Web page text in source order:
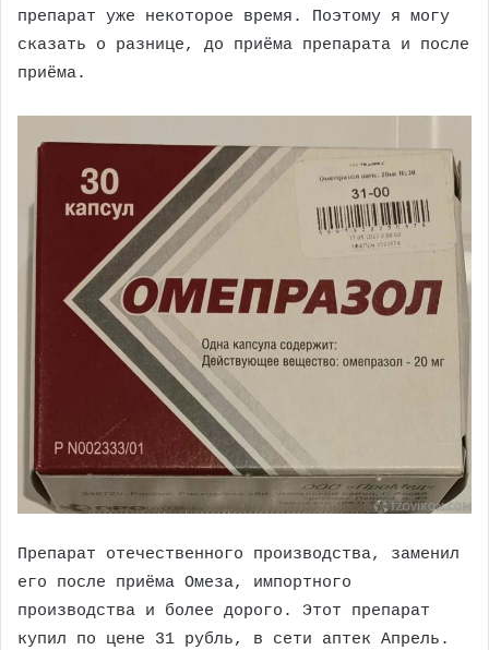
препарат уже некоторое время. Поэтому я могу
сказать о разнице, до приёма препарата и после
приёма.
Препарат отечественного производства, заменил
его после приёма Омеза, импортного
производства и более дорого. Этот препарат
купил по цене 31 рубль, в сети аптек Апрель.